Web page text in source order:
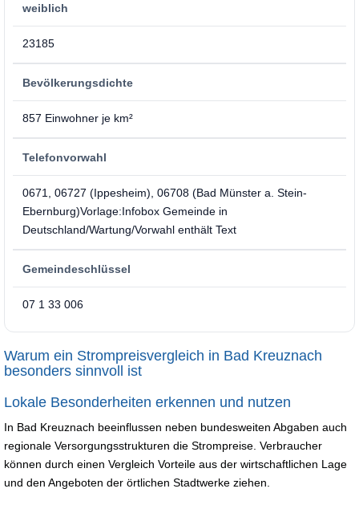
weiblich
23185
Bevölkerungsdichte
857 Einwohner je km²
Telefonvorwahl
0671, 06727 (Ippesheim), 06708 (Bad Münster a. Stein-
Ebernburg)Vorlage:Infobox Gemeinde in
Deutschland/Wartung/Vorwahl enthält Text
Gemeindeschlüssel
07 1 33 006
Warum ein Strompreisvergleich in Bad Kreuznach
besonders sinnvoll ist
Lokale Besonderheiten erkennen und nutzen
In Bad Kreuznach beeinflussen neben bundesweiten Abgaben auch
regionale Versorgungsstrukturen die Strompreise. Verbraucher
können durch einen Vergleich Vorteile aus der wirtschaftlichen Lage
und den Angeboten der örtlichen Stadtwerke ziehen.